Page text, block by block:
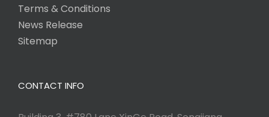
Terms & Conditions
News Release
Sitemap
CONTACT INFO